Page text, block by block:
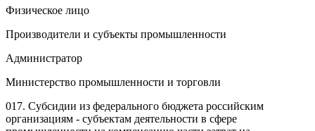
Физическое лицо
Производители и субъекты промышленности
Администратор
Министерство промышленности и торговли
017. Субсидии из федерального бюджета российским
организациям - субъектам деятельности в сфере